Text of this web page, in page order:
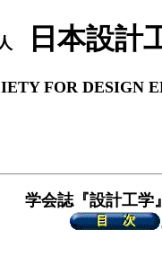
日本設計
FOR DESIGN
学会誌『設計工学